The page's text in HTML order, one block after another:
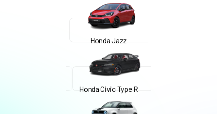
Honda Jazz
Honda Civic Type R